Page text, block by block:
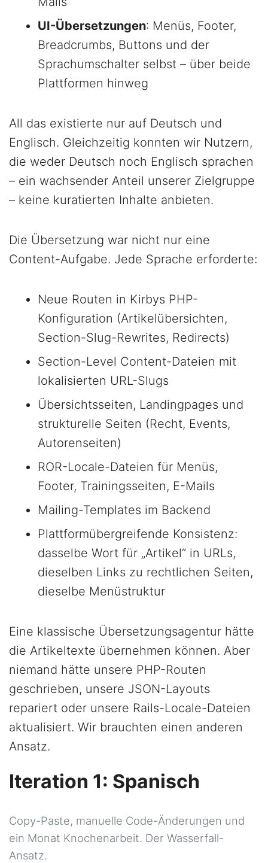
UI-Übersetzungen: Menüs, Footer,
Breadcrumbs, Buttons und der
Sprachumschalter selbst – über beide
Plattformen hinweg
All das existierte nur auf Deutsch und
Englisch. Gleichzeitig konnten wir Nutzern,
die weder Deutsch noch Englisch sprachen
– ein wachsender Anteil unserer Zielgruppe
– keine kuratierten Inhalte anbieten.
Die Übersetzung war nicht nur eine
Content-Aufgabe. Jede Sprache erforderte:
Neue Routen in Kirbys PHP-
Konfiguration (Artikelübersichten,
Section-Slug-Rewrites, Redirects)
Section-Level Content-Dateien mit
lokalisierten URL-Slugs
Übersichtsseiten, Landingpages und
strukturelle Seiten (Recht, Events,
Autorenseiten)
ROR-Locale-Dateien für Menüs,
Footer, Trainingsseiten, E-Mails
Mailing-Templates im Backend
Plattformübergreifende Konsistenz:
dasselbe Wort für „Artikel“ in URLs,
dieselben Links zu rechtlichen Seiten,
dieselbe Menüstruktur
Eine klassische Übersetzungsagentur hätte
die Artikeltexte übernehmen können. Aber
niemand hätte unsere PHP-Routen
geschrieben, unsere JSON-Layouts
repariert oder unsere Rails-Locale-Dateien
aktualisiert. Wir brauchten einen anderen
Ansatz.
Iteration 1: Spanisch
Copy-Paste, manuelle Code-Änderungen und
ein Monat Knochenarbeit. Der Wasserfall-
Ansatz.